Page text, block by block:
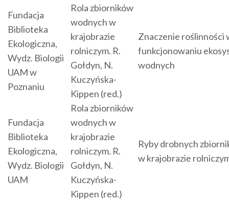
Fundacja
Biblioteka
Ekologiczna,
Wydz. Biologii
UAM w
Poznaniu
Rola zbiorników
wodnych w
krajobrazie
rolniczym. R.
Gołdyn, N.
Kuczyńska-
Kippen (red.)
Znaczenie roślinności
funkcjonowaniu
wodnych
Fundacja
Biblioteka
Ekologiczna,
Wydz. Biologii
UAM
Rola zbiorników
wodnych w
krajobrazie
rolniczym. R.
Gołdyn, N.
Kuczyńska-
Kippen (red.)
Ryby drobnych
w krajobrazie